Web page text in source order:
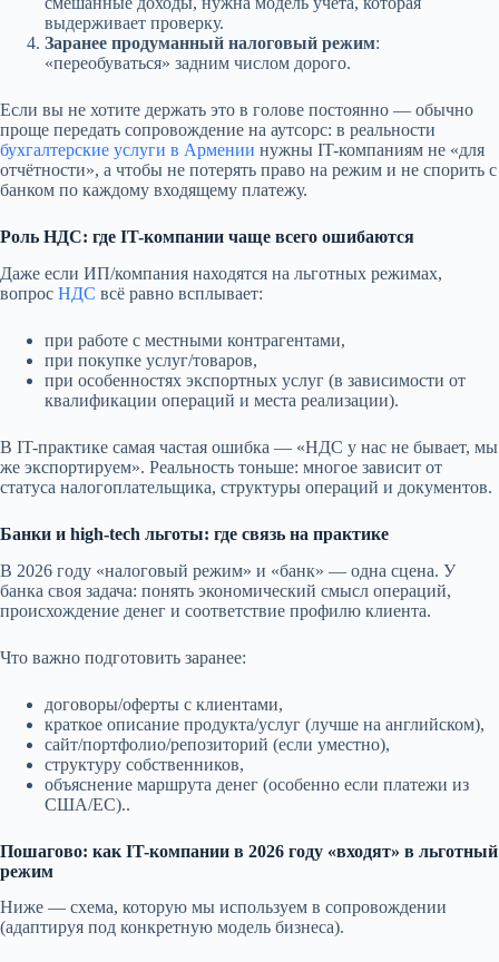
выдерживает проверку.
Заранее продуманный налоговый режим:
«переобуваться» задним числом дорого.
Если вы не хотите держать это в голове постоянно — обычно
проще передать сопровождение на аутсорс: в реальности
бухгалтерские услуги в Армении нужны IT-компаниям не «для
отчётности», а чтобы не потерять право на режим и не спорить с
банком по каждому входящему платежу.
Роль НДС: где IT-компании чаще всего ошибаются
Даже если ИП/компания находятся на льготных режимах,
вопрос НДС всё равно всплывает:
при работе с местными контрагентами,
при покупке услуг/товаров,
при особенностях экспортных услуг (в зависимости от
квалификации операций и места реализации).
В IT-практике самая частая ошибка — «НДС у нас не бывает, мы
же экспортируем». Реальность тоньше: многое зависит от
статуса налогоплательщика, структуры операций и документов.
Банки и high-tech льготы: где связь на практике
В 2026 году «налоговый режим» и «банк» — одна сцена. У
банка своя задача: понять экономический смысл операций,
происхождение денег и соответствие профилю клиента.
Что важно подготовить заранее:
договоры/оферты с клиентами,
краткое описание продукта/услуг (лучше на английском),
сайт/портфолио/репозиторий (если уместно),
структуру собственников,
объяснение маршрута денег (особенно если платежи из
США/ЕС)..
Пошагово: как IT-компании в 2026 году «входят» в льготный
режим
Ниже — схема, которую мы используем в сопровождении
(адаптируя под конкретную модель бизнеса).